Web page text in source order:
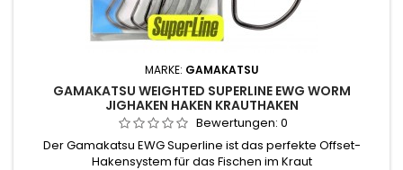
MARKE: GAMAKATSU
GAMAKATSU WEIGHTED SUPERLINE EWG WORM
JIGHAKEN HAKEN KRAUTHAKEN
Bewertungen: 0
Der Gamakatsu EWG Superline ist das perfekte Offset-
Hakensystem für das Fischen im Kraut